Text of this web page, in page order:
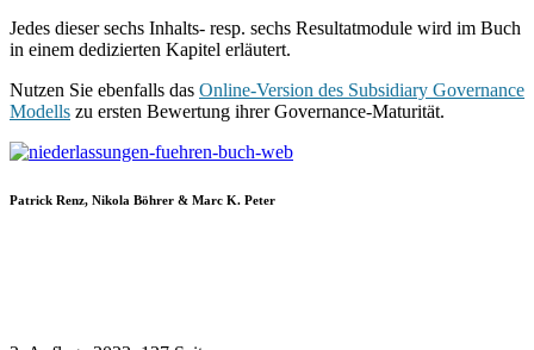
Jedes dieser sechs Inhalts- resp. sechs Resultatmodule wird im Buch
in einem dedizierten Kapitel erläutert.
Nutzen Sie ebenfalls das Online-Version des Subsidiary Governance
Modells zu ersten Bewertung ihrer Governance-Maturität.
Patrick Renz, Nikola Böhrer & Marc K. Peter